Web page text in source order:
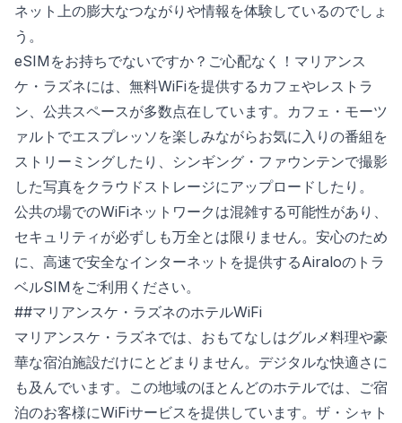
ネット上の膨大なつながりや情報を体験しているのでしょ
う。
eSIMをお持ちでないですか？ご心配なく！マリアンス
ケ・ラズネには、無料WiFiを提供するカフェやレストラ
ン、公共スペースが多数点在しています。カフェ・モーツ
ァルトでエスプレッソを楽しみながらお気に入りの番組を
ストリーミングしたり、シンギング・ファウンテンで撮影
した写真をクラウドストレージにアップロードしたり。
公共の場でのWiFiネットワークは混雑する可能性があり、
セキュリティが必ずしも万全とは限りません。安心のため
に、高速で安全なインターネットを提供するAiraloのトラ
ベルSIMをご利用ください。
##マリアンスケ・ラズネのホテルWiFi
マリアンスケ・ラズネでは、おもてなしはグルメ料理や豪
華な宿泊施設だけにとどまりません。デジタルな快適さに
も及んでいます。この地域のほとんどのホテルでは、ご宿
泊のお客様にWiFiサービスを提供しています。ザ・シャト